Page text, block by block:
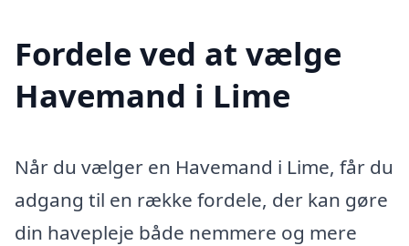
Fordele ved at vælge
Havemand i Lime
Når du vælger en Havemand i Lime, får du
adgang til en række fordele, der kan gøre
din havepleje både nemmere og mere